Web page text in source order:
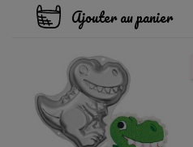
Ajouter au panier